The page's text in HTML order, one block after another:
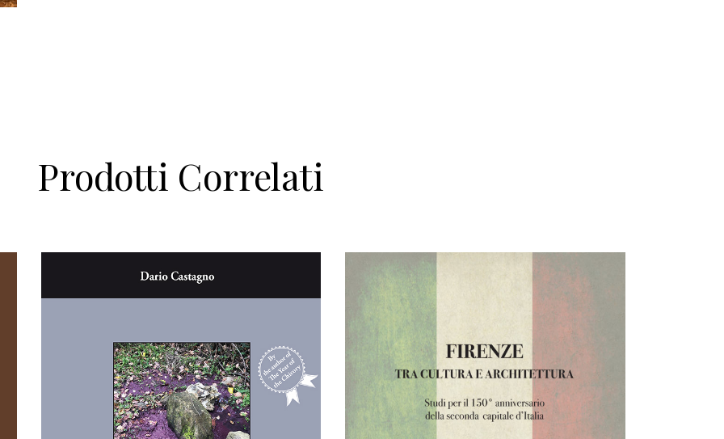
Prodotti Correlati